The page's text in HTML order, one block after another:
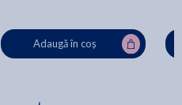
Adaugă în coș